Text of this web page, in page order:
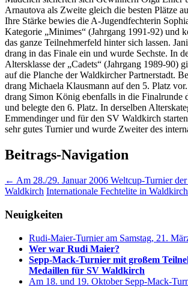
Arnautova als Zweite gleich die besten Plätze
Ihre Stärke bewies die A-Jugendfechterin
Kategorie „Minimes“ (Jahrgang 1991-92) und
das ganze Teilnehmerfeld hinter sich lassen.
drang in das Finale ein und wurde Sechste. In
Altersklasse der „Cadets“ (Jahrgang 1989-90)
auf die Planche der Waldkircher Partnerstadt.
drang Michaela Klausmann auf den 5. Platz
drang Simon König ebenfalls in die Finalrunde
und belegte den 6. Platz. In derselben
Emmendinger und für den SV Waldkirch
sehr gutes Turnier und wurde Zweiter des
Beitrags-Navigation
← Am 28./29. Januar 2006 Weltcup-Turnier
Waldkirch Internationale Fechtelite in Waldkirch
Neuigkeiten
Rudi-Maier-Turnier am Samstag, 21.
Wer war Rudi Maier?
Sepp-Mack-Turnier mit großem
Medaillen für SV Waldkirch
Am 18. und 19. Oktober Sepp-Mack-